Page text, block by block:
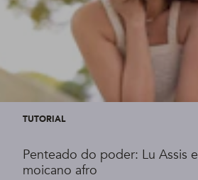
TUTORIAL
Penteado do poder: Lu Assis
moicano afro